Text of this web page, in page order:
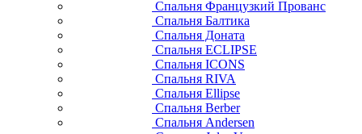
Спальня Французкий Прованс
Спальня Балтика
Спальня Доната
Спальня ECLIPSE
Спальня ICONS
Спальня RIVA
Спальня Ellipse
Спальня Berber
Спальня Andersen